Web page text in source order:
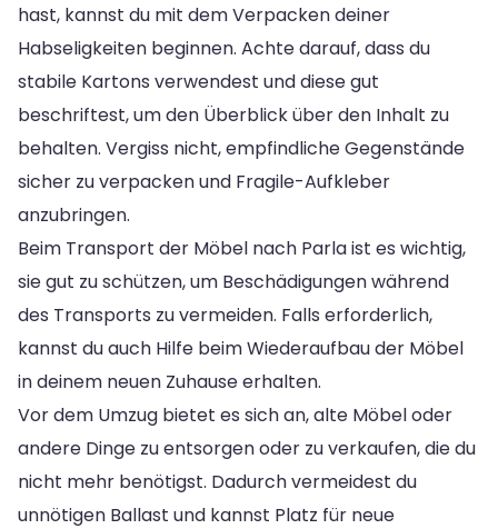
hast, kannst du mit dem Verpacken deiner
Habseligkeiten beginnen. Achte darauf, dass du
stabile Kartons verwendest und diese gut
beschriftest, um den Überblick über den Inhalt zu
behalten. Vergiss nicht, empfindliche Gegenstände
sicher zu verpacken und Fragile-Aufkleber
anzubringen.
Beim Transport der Möbel nach Parla ist es wichtig,
sie gut zu schützen, um Beschädigungen während
des Transports zu vermeiden. Falls erforderlich,
kannst du auch Hilfe beim Wiederaufbau der Möbel
in deinem neuen Zuhause erhalten.
Vor dem Umzug bietet es sich an, alte Möbel oder
andere Dinge zu entsorgen oder zu verkaufen, die du
nicht mehr benötigst. Dadurch vermeidest du
unnötigen Ballast und kannst Platz für neue